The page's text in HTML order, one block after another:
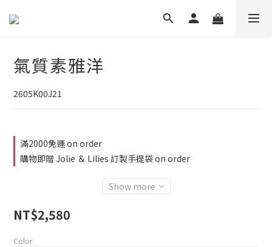
氣質素雅洋
2605K00J21
滿2000免運 on order
購物即贈 Jolie ＆ Lilies 訂製手提袋 on order
Show more
NT$2,580
Color